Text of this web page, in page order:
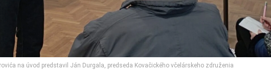
na úvod predstavil Ján Durgala, predseda Kovačického včelárskeho združenia